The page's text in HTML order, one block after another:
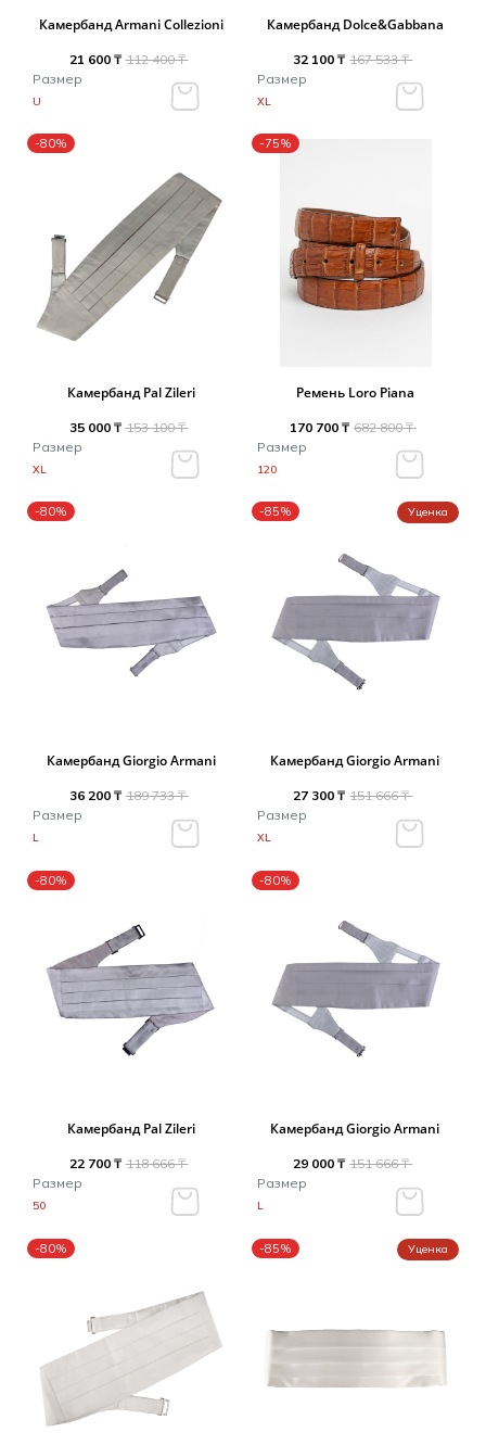
Туники
Шорты
Юбки
Шорты
Футболки /
Рубашки /
Спортивная
Футболки /
Шорты
Камербанд Armani Collezioni
21 600 ₸ 112 400 ₸
Размер
U
Камербанд Dolce&Gabbana
32 100 ₸ 167 533 ₸
Размер
XL
-80%
Камербанд Pal Zileri
35 000 ₸ 153 100 ₸
Размер
XL
-75%
Ремень Loro Piana
170 700 ₸ 682 800 ₸
Размер
120
-80%
Камербанд Giorgio Armani
36 200 ₸ 189 733 ₸
Размер
L
-85% Уценка
Камербанд Giorgio Armani
27 300 ₸ 151 666 ₸
Размер
XL
-80%
Камербанд Pal Zileri
22 700 ₸ 118 666 ₸
Размер
50
-80%
Камербанд Giorgio Armani
29 000 ₸ 151 666 ₸
Размер
L
-80% -85% Уценка